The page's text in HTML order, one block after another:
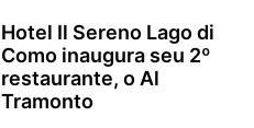
Hotel Il Sereno Lago di
Como inaugura seu 2º
restaurante, o Al
Tramonto